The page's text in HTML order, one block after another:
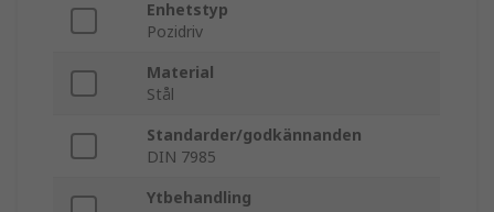
Enhetstyp
Pozidriv
Material
Stål
Standarder/godkännanden
DIN 7985
Ytbehandling